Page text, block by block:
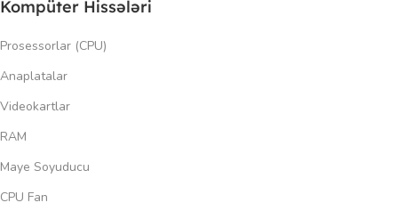
Kompüter Hissələri
Prosessorlar (CPU)
Anaplatalar
Videokartlar
RAM
Maye Soyuducu
CPU Fan